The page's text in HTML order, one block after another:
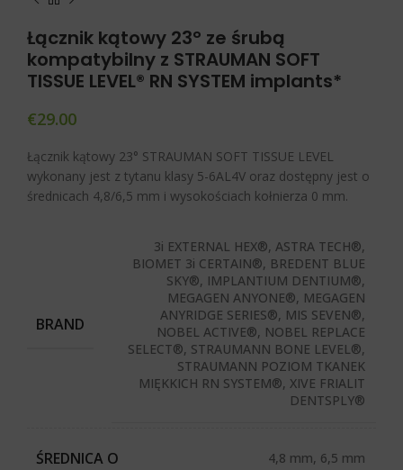
Łącznik kątowy 23° ze śrubą
kompatybilny z STRAUMAN SOFT
TISSUE LEVEL® RN SYSTEM implants*
€29.00
Łącznik kątowy 23° STRAUMAN SOFT TISSUE LEVEL
wykonany jest z tytanu klasy 5-6AL4V oraz dostępny jest o
średnicach 4,8/6,5 mm i wysokościach kołnierza 0 mm.
BRAND
3i EXTERNAL HEX®, ASTRA TECH®,
BIOMET 3i CERTAIN®, BREDENT BLUE
SKY®, IMPLANTIUM DENTIUM®,
MEGAGEN ANYONE®, MEGAGEN
ANYRIDGE SERIES®, MIS SEVEN®,
NOBEL ACTIVE®, NOBEL REPLACE
SELECT®, STRAUMANN BONE LEVEL®,
STRAUMANN POZIOM TKANEK
MIĘKKICH RN SYSTEM®, XIVE FRIALIT
DENTSPLY®
ŚREDNICA O 4,8 mm, 6,5 mm